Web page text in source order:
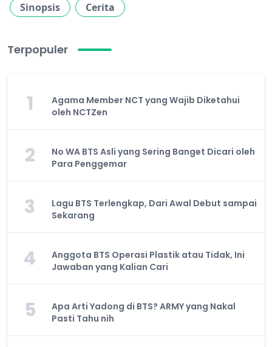
Sinopsis
Cerita
Terpopuler
1
Agama Member NCT yang Wajib Diketahui
oleh NCTZen
2
No WA BTS Asli yang Sering Banget Dicari oleh
Para Penggemar
3
Lagu BTS Terlengkap, Dari Awal Debut sampai
Sekarang
4
Anggota BTS Operasi Plastik atau Tidak, Ini
Jawaban yang Kalian Cari
5
Apa Arti Yadong di BTS? ARMY yang Nakal
Pasti Tahu nih